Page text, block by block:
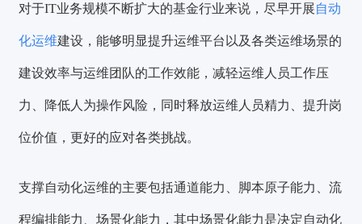
对于IT业务规模不断扩大的基金行业来说，尽早开展自动
化运维建设，能够明显提升运维平台以及各类运维场景的
建设效率与运维团队的工作效能，减轻运维人员工作压
力、降低人为操作风险，同时释放运维人员精力、提升岗
位价值，更好的应对各类挑战。
支撑自动化运维的主要包括通道能力、脚本原子能力、流
程编排能力、场景化能力，其中场景化能力是决定自动化